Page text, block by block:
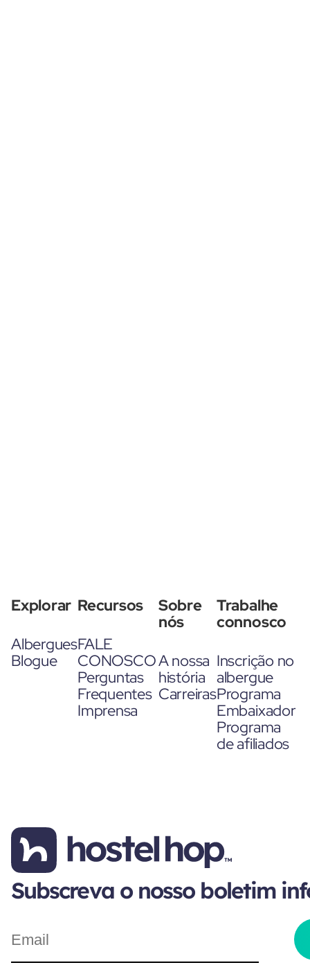
Explorar
Albergues
Blogue
Recursos
FALE
CONOSCO
Perguntas
Frequentes
Imprensa
Sobre
nós
A nossa
história
Carreiras
Trabalhe
connosco
Inscrição no
albergue
Programa
Embaixador
Programa
de afiliados
Subscreva o nosso boletim